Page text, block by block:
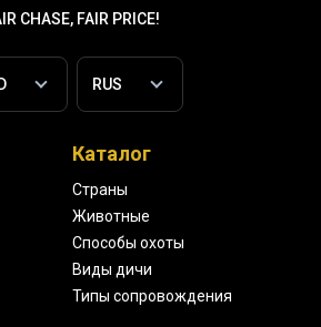
CHASE, FAIR PRICE!
Каталог
Страны
Животные
Способы охоты
Виды дичи
Типы сопровождения